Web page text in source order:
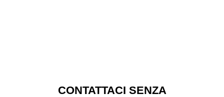
CONTATTACI SENZA